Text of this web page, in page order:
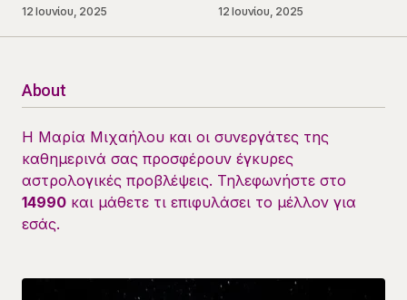
12 Ιουνίου, 2025 12 Ιουνίου, 2025
About
Η Μαρία Μιχαήλου και οι συνεργάτες της
καθημερινά σας προσφέρουν έγκυρες
αστρολογικές προβλέψεις. Τηλεφωνήστε στο
14990 και μάθετε τι επιφυλάσει το μέλλον για
εσάς.